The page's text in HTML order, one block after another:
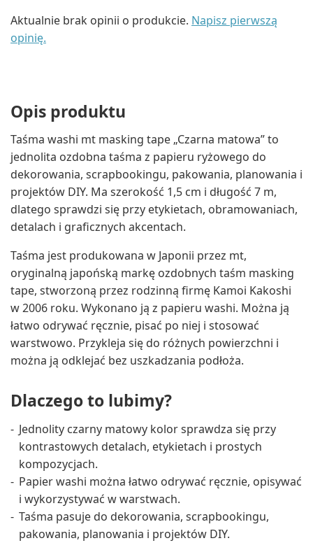
Aktualnie brak opinii o produkcie. Napisz pierwszą
opinię.
Opis produktu
Taśma washi mt masking tape „Czarna matowa” to
jednolita ozdobna taśma z papieru ryżowego do
dekorowania, scrapbookingu, pakowania, planowania i
projektów DIY. Ma szerokość 1,5 cm i długość 7 m,
dlatego sprawdzi się przy etykietach, obramowaniach,
detalach i graficznych akcentach.
Taśma jest produkowana w Japonii przez mt,
oryginalną japońską markę ozdobnych taśm masking
tape, stworzoną przez rodzinną firmę Kamoi Kakoshi
w 2006 roku. Wykonano ją z papieru washi. Można ją
łatwo odrywać ręcznie, pisać po niej i stosować
warstwowo. Przykleja się do różnych powierzchni i
można ją odklejać bez uszkadzania podłoża.
Dlaczego to lubimy?
Jednolity czarny matowy kolor sprawdza się przy
kontrastowych detalach, etykietach i prostych
kompozycjach.
Papier washi można łatwo odrywać ręcznie, opisywać
i wykorzystywać w warstwach.
Taśma pasuje do dekorowania, scrapbookingu,
pakowania, planowania i projektów DIY.